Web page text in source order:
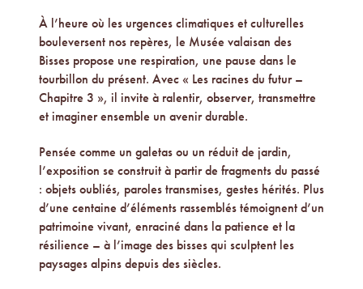
À l’heure où les urgences climatiques et culturelles
bouleversent nos repères, le Musée valaisan des
Bisses propose une respiration, une pause dans le
tourbillon du présent. Avec « Les racines du futur –
Chapitre 3 », il invite à ralentir, observer, transmettre
et imaginer ensemble un avenir durable.
Pensée comme un galetas ou un réduit de jardin,
l’exposition se construit à partir de fragments du passé
: objets oubliés, paroles transmises, gestes hérités. Plus
d’une centaine d’éléments rassemblés témoignent d’un
patrimoine vivant, enraciné dans la patience et la
résilience – à l’image des bisses qui sculptent les
paysages alpins depuis des siècles.